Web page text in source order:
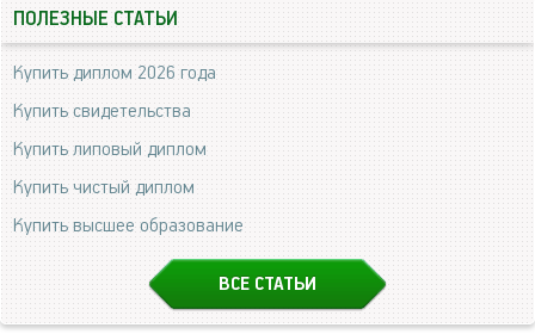
ПОЛЕЗНЫЕ СТАТЬИ
Купить диплом 2026 года
Купить свидетельства
Купить липовый диплом
Купить чистый диплом
Купить высшее образование
ВСЕ СТАТЬИ